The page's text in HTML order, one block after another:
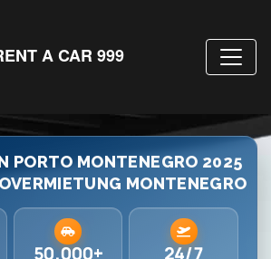
A CAR 999
PORTO MONTENEGRO 2025
MONTENEGRO
50.000+ 24/7